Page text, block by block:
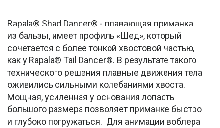
Rapala® Shad Dancer® - плавающая приманка
из бальзы, имеет профиль «Шед», который
сочетается с более тонкой хвостовой частью,
как у Rapala® Tail Dancer®. В результате такого
технического решения плавные движения тела
оживились сильными колебаниями хвоста.
Мощная, усиленная у основания лопасть
большого размера позволяет приманке быстро
и глубоко погружаться. Для анимации воблера